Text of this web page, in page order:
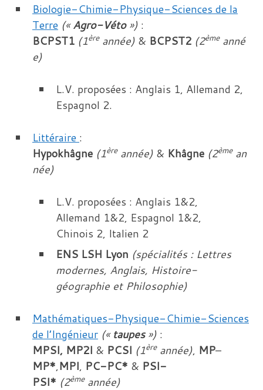
Biologie-Chimie-Physique-Sciences de la
Terre («Agro-Véto») :
BCPST1 (1èreannée) & BCPST2 (2èmeanné
e)
L.V. proposées : Anglais 1, Allemand 2,
Espagnol 2.
Littéraire :
Hypokhâgne (1èreannée) & Khâgne (2èmean
née)
L.V. proposées : Anglais 1&2,
Allemand 1&2, Espagnol 1&2,
Chinois 2, Italien 2
ENS LSH Lyon (spécialités : Lettres
modernes, Anglais, Histoire-
géographie et Philosophie)
Mathématiques-Physique-Chimie-Sciences
de l’Ingénieur («taupes») :
MPSI, MP2I & PCSI (1èreannée), MP–
MP*,MPI, PC-PC* & PSI-
PSI* (2èmeannée)